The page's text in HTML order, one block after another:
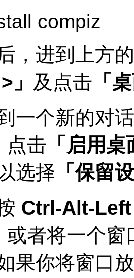
compiz
，进到上方
」 及点击 「
一个新的对
点击 「启用
选择 「保留
Ctrl-Alt-Left
或者将一个
果你将窗口